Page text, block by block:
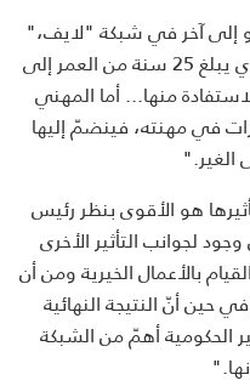
إلى آخر في شبكة "لايف،"
إذ بحسب مالك: "ينضم المهني الذي يبلغ 25 سنة من العمر إلى
منها... أما المهني
في مهنته، فينضمّ إليها
الغير."
هو الأقوى بنظر رئيس
لجوانب التأثير الأخرى
بالأعمال الخيرية ومن أن
أنّ النتيجة النهائية
الحكومية أهمّ من الشبكة